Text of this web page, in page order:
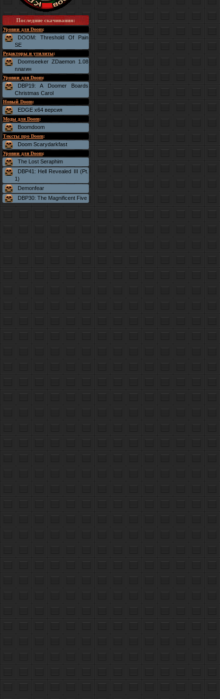
Последние скачивания:
Уровни для Doom:
DOOM: Threshold Of Pain
SE
Редакторы и утилиты:
Doomseeker ZDaemon 1.08
плагин
Уровни для Doom:
DBP19: A Doomer Boards
Christmas Carol
Новый Doom:
EDGE x64 версия
Моды для Doom:
Boomdoom
Тексты про Doom:
Doom Scarydarkfast
Уровни для Doom:
The Lost Seraphim
DBP41: Hell Revealed III (Pt.
1)
Demonfear
DBP30: The Magnificent Five